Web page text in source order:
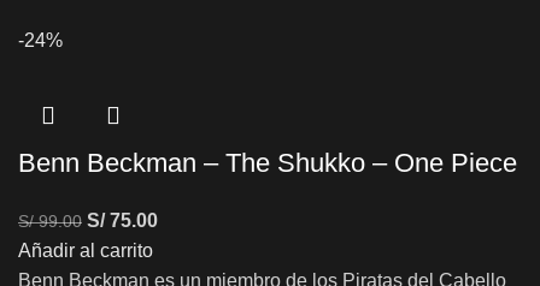
-24%
Benn Beckman – The Shukko – One Piece
S/99.00 S/75.00
Añadir al carrito
Benn Beckman es un miembro de los Piratas del Cabello